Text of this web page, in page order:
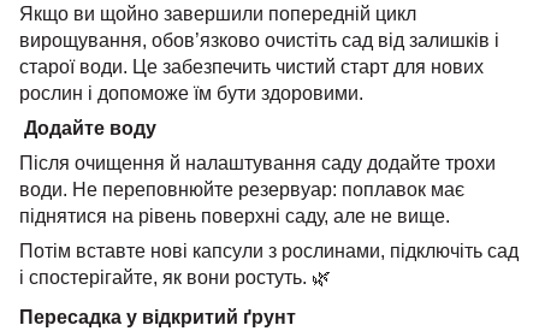
Якщо ви щойно завершили попередній цикл
вирощування, обов’язково очистіть сад від залишків і
старої води. Це забезпечить чистий старт для нових
рослин і допоможе їм бути здоровими.
Додайте воду
Після очищення й налаштування саду додайте трохи
води. Не переповнюйте резервуар: поплавок має
піднятися на рівень поверхні саду, але не вище.
Потім вставте нові капсули з рослинами, підключіть сад
і спостерігайте, як вони ростуть. 🌿
Пересадка у відкритий ґрунт